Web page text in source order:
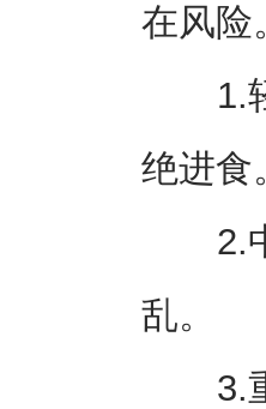
在风险
1.轻
绝进食
2.中
乱。
3.重